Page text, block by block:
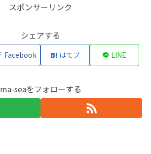
スポンサーリンク
シェアする
Facebook はてブ LINE
ma-seaをフォローする